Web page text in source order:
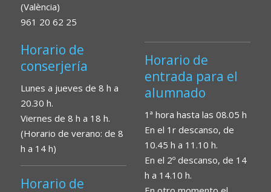
(València)
961 20 62 25
Horario de
conserjería
Lunes a jueves de 8 h a
20.30 h.
Viernes de 8 h a 18 h.
(Horario de verano: de 8
h a 14 h)
Horario de
Horario de
entrada para el
alumnado
1ª hora hasta las 08.05 h
En el 1r descanso, de
10.45 h a 11.10 h.
En el 2º descanso, de 14
h a 14.10 h.